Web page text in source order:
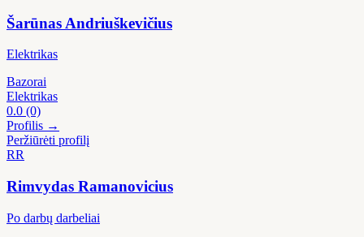
Šarūnas Andriuškevičius
Elektrikas
Bazorai
Elektrikas
0.0 (0)
Profilis →
Peržiūrėti profilį
RR
Rimvydas Ramanovicius
Po darbų darbeliai